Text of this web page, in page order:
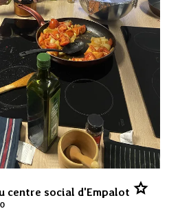
centre social d'Empalot
Ajouter
Atelier